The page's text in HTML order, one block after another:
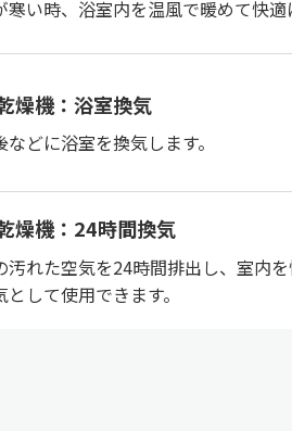
寒い時、浴室内を温風で暖めて快適
燥機：浴室換気
などに浴室を換気します。
燥機：24時間換気
汚れた空気を24時間排出し、室内
として使用できます。